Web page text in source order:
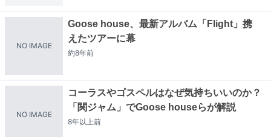
NO IMAGE
Goose house、最新アルバム「Flight」携
えたツアーに幕
約8年前
NO IMAGE
コーラスやゴスペルはなぜ気持ちいいのか？
「関ジャム」でGoose houseらが解説
8年以上前